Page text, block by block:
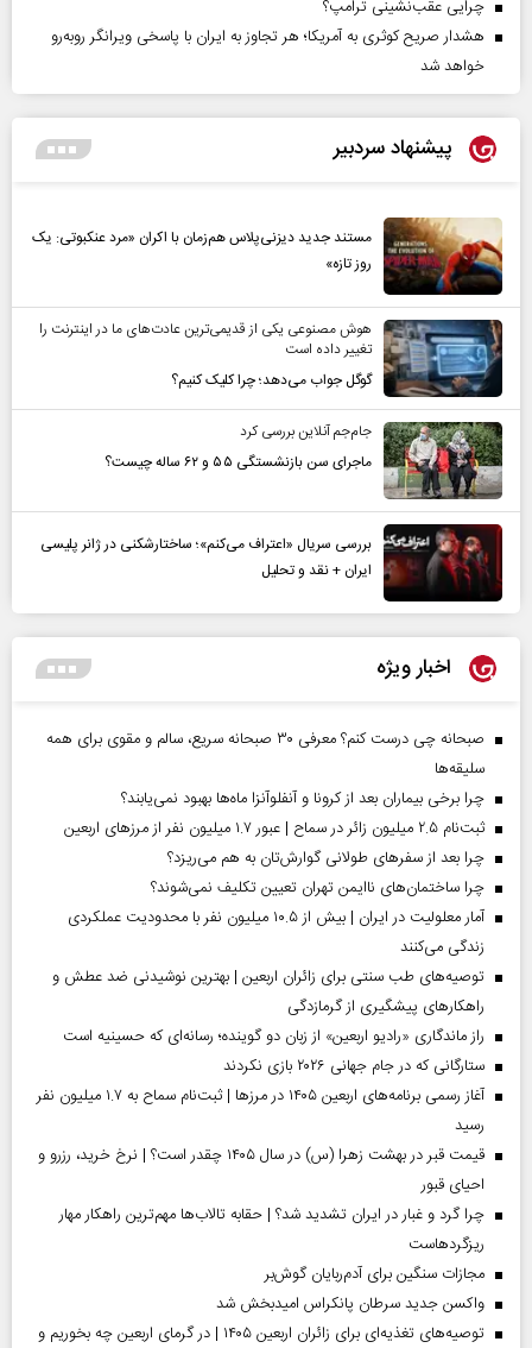
چرایی عقب‌نشینی ترامپ؟
هشدار صریح کوثری به آمریکا؛ هر تجاوز به ایران با پاسخی ویرانگر روبه‌رو
خواهد شد
پیشنهاد سردبیر
مستند جدید دیزنی‌پلاس هم‌زمان با اکران «مرد عنکبوتی: یک
روز تازه»
هوش مصنوعی یکی از قدیمی‌ترین عادت‌های ما در اینترنت را
تغییر داده است
گوگل جواب می‌دهد؛ چرا کلیک کنیم؟
جام‌جم آنلاین بررسی کرد
ماجرای سن بازنشستگی ۵۵ و ۶۲ ساله چیست؟
بررسی سریال «اعتراف می‌کنم»؛ ساختارشکنی در ژانر پلیسی
ایران + نقد و تحلیل
اخبار ویژه
صبحانه چی درست کنم؟ معرفی ۳۰ صبحانه سریع، سالم و مقوی برای همه
سلیقه‌ها
چرا برخی بیماران بعد از کرونا و آنفلوآنزا ماه‌ها بهبود نمی‌یابند؟
ثبت‌نام ۲.۵ میلیون زائر در سماح | عبور ۱.۷ میلیون نفر از مرز‌های اربعین
چرا بعد از سفرهای طولانی گوارش‌تان به هم می‌ریزد؟
چرا ساختمان‌های ناایمن تهران تعیین تکلیف نمی‌شوند؟
آمار معلولیت در ایران | بیش از ۱۰.۵ میلیون نفر با محدودیت عملکردی
زندگی می‌کنند
توصیه‌های طب سنتی برای زائران اربعین | بهترین نوشیدنی ضد عطش و
راهکارهای پیشگیری از گرمازدگی
راز ماندگاری «رادیو اربعین» از زبان دو گوینده؛ رسانه‌ای که حسینیه است
ستارگانی که در جام جهانی ۲۰۲۶ بازی نکردند
آغاز رسمی برنامه‌های اربعین ۱۴۰۵ در مرز‌ها | ثبت‌نام سماح به ۱.۷ میلیون نفر
رسید
قیمت قبر در بهشت زهرا (س) در سال ۱۴۰۵ چقدر است؟ | نرخ خرید، رزرو و
احیای قبور
چرا گرد و غبار در ایران تشدید شد؟ | حقابه تالاب‌ها مهم‌ترین راهکار مهار
ریزگردهاست
مجازات سنگین برای آدم‌ربایان گوش‌بر
واکسن جدید سرطان پانکراس امیدبخش شد
توصیه‌های تغذیه‌ای برای زائران اربعین ۱۴۰۵ | در گرمای اربعین چه بخوریم و